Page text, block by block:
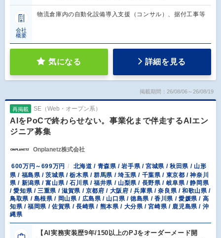
会社
概要
物流倉庫内の自動化設備導入支援（コンサル）、据付工事等
気になる 詳細を見る
掲載期間：26/08/06～26/08/19
再掲載 SE（Web・オープン系）
AIをPoCで終わらせない。事業化まで伴走するAIエン
ジニア募集
Onplanetz株式会社
600万円～699万円
北海道 / 青森県 / 岩手県 / 宮城県 / 秋田県 / 山形
県 / 福島県 / 茨城県 / 栃木県 / 群馬県 / 埼玉県 / 千葉県 / 東京都 / 神奈川
県 / 新潟県 / 富山県 / 石川県 / 福井県 / 山梨県 / 長野県 / 岐阜県 / 静岡県
/ 愛知県 / 三重県 / 滋賀県 / 京都府 / 大阪府 / 兵庫県 / 奈良県 / 和歌山県 /
鳥取県 / 島根県 / 岡山県 / 広島県 / 山口県 / 徳島県 / 香川県 / 愛媛県 / 高
知県 / 福岡県 / 佐賀県 / 長崎県 / 熊本県 / 大分県 / 宮崎県 / 鹿児島県 / 沖
縄県
【AI実務実装歴9年/150以上のPJをオーダーメード開